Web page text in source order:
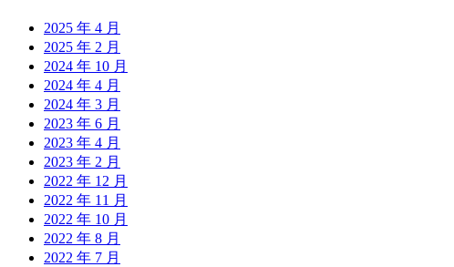
2025 年 4 月
2025 年 2 月
2024 年 10 月
2024 年 4 月
2024 年 3 月
2023 年 6 月
2023 年 4 月
2023 年 2 月
2022 年 12 月
2022 年 11 月
2022 年 10 月
2022 年 8 月
2022 年 7 月